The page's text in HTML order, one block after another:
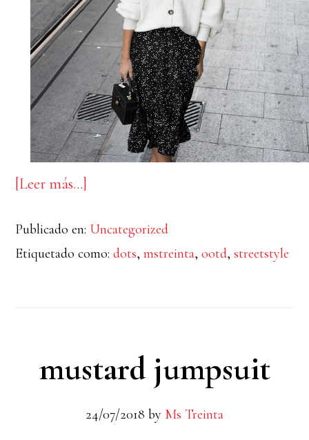
[Leer más…]
Domingo
en
Publicado en: Uncategorized
Etiquetado como:dots,mstreinta,ootd,streetstyle
mustard jumpsuit
24/07/2018 by Ms Treinta